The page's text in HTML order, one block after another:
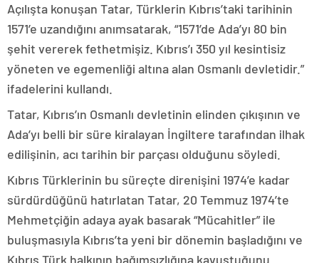
Açılışta konuşan Tatar, Türklerin Kıbrıs’taki tarihinin
1571’e uzandığını anımsatarak, “1571’de Ada’yı 80 bin
şehit vererek fethetmişiz. Kıbrıs’ı 350 yıl kesintisiz
yöneten ve egemenliği altına alan Osmanlı devletidir.”
ifadelerini kullandı.
Tatar, Kıbrıs’ın Osmanlı devletinin elinden çıkışının ve
Ada’yı belli bir süre kiralayan İngiltere tarafından ilhak
edilişinin, acı tarihin bir parçası olduğunu söyledi.
Kıbrıs Türklerinin bu süreçte direnişini 1974’e kadar
sürdürdüğünü hatırlatan Tatar, 20 Temmuz 1974’te
Mehmetçiğin adaya ayak basarak “Mücahitler” ile
buluşmasıyla Kıbrıs’ta yeni bir dönemin başladığını ve
Kıbrıs Türk halkının bağımsızlığına kavuştuğunu